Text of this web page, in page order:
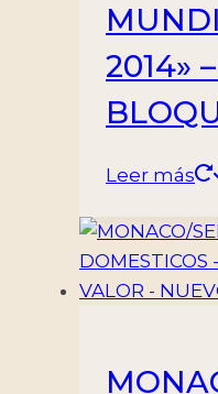
2014»
Leer más